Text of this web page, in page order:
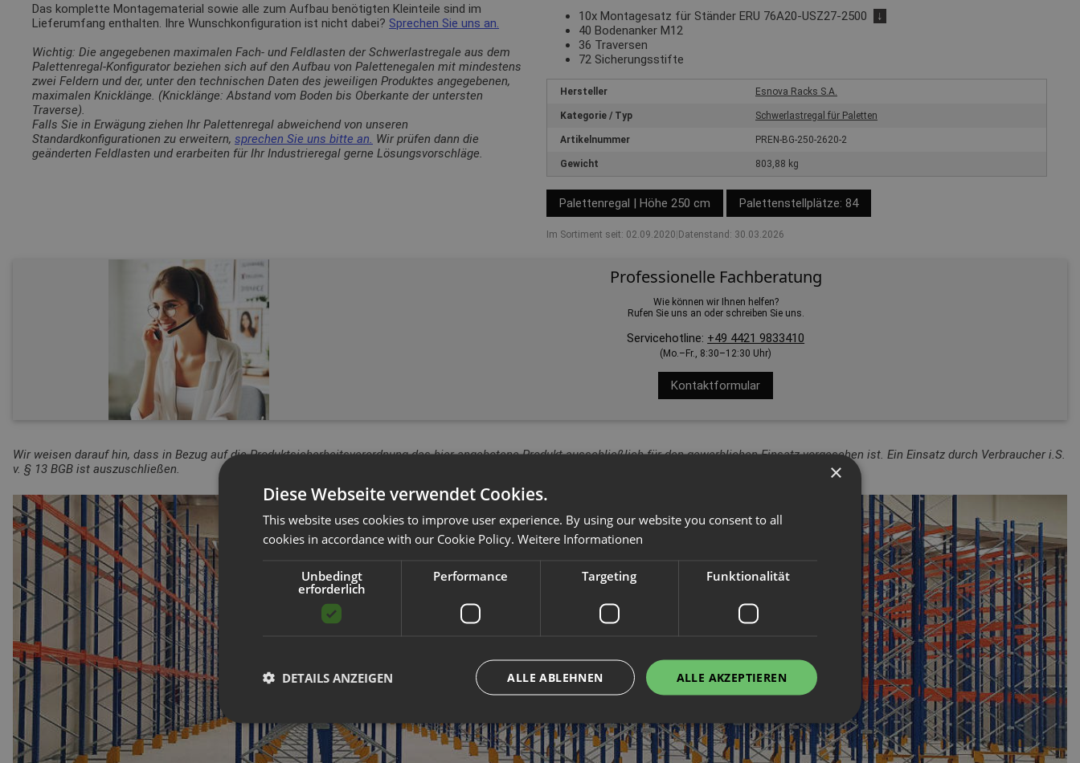
Das komplette Montagematerial sowie alle zum Aufbau benötigten Kleinteile sind im
Lieferumfang enthalten. Ihre Wunschkonfiguration ist nicht dabei? Sprechen Sie uns an.
Wichtig: Die angegebenen maximalen Fach- und Feldlasten der Schwerlastregale aus dem
Palettenregal-Konfigurator beziehen sich auf den Aufbau von Palettenegalen mit mindestens
zwei Feldern und der, unter den technischen Daten des jeweiligen Produktes angegebenen,
maximalen Knicklänge. (Knicklänge: Abstand vom Boden bis Oberkante der untersten
Traverse).
Falls Sie in Erwägung ziehen Ihr Palettenregal abweichend von unseren
Standardkonfigurationen zu erweitern, sprechen Sie uns bitte an. Wir prüfen dann die
geänderten Feldlasten und erarbeiten für Ihr Industrieregal gerne Lösungsvorschläge.
10x Montagesatz für Ständer ERU 76A20-USZ27-2500
↓
40 Bodenanker M12
36 Traversen
72 Sicherungsstifte
Hersteller Esnova Racks S.A.
Kategorie / Typ Schwerlastregal für Paletten
Artikelnummer PREN-BG-250-2620-2
Gewicht 803,88 kg
Palettenregal | Höhe 250 cm Palettenstellplätze: 84
Im Sortiment seit: 02.09.2020|Datenstand: 30.03.2026
Professionelle Fachberatung
Wie können wir Ihnen helfen?
Rufen Sie uns an oder schreiben Sie uns.
Servicehotline: +49 4421 9833410
(Mo.–Fr., 8:30–12:30 Uhr)
Kontaktformular
Wir weisen darauf hin, dass in Bezug auf die Produktsicherheitsverordnung das hier angebotene Produkt ausschließlich für den gewerblichen Einsatz vorgesehen ist. Ein Einsatz durch Verbraucher i.S.
v. § 13 BGB ist auszuschließen.
×
Diese Webseite verwendet Cookies.
This website uses cookies to improve user experience. By using our website you consent to all
cookies in accordance with our Cookie Policy. Weitere Informationen
Unbedingt
erforderlich
Performance Targeting Funktionalität
ALLE AKZEPTIEREN
ALLE ABLEHNEN
DETAILS ANZEIGEN